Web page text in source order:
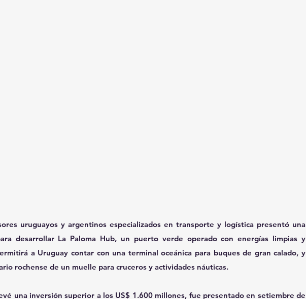
uruguayos y argentinos especializados en transporte y logística presentó una
desarrollar La Paloma Hub, un puerto verde operado con energías limpias y
a Uruguay contar con una terminal oceánica para buques de gran calado, y
rochense de un muelle para cruceros y actividades náuticas.
una inversión superior a los US$ 1.600 millones, fue presentado en setiembre de